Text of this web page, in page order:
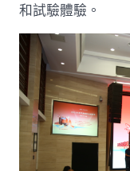
和試驗體驗。